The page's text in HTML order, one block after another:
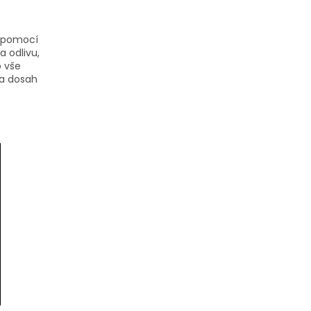
odlivu,
vše
dosah